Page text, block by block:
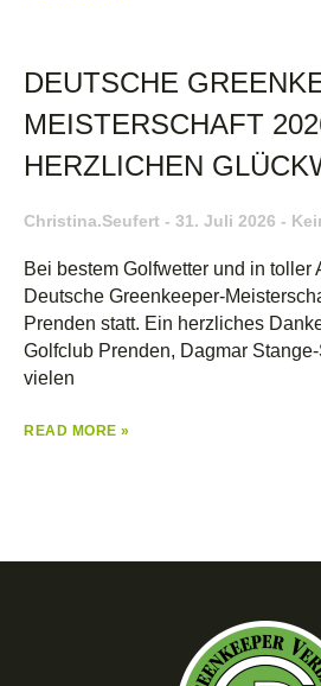
DEUTSCHE
MEISTERSCHAFT
HERZLICHEN
Christina.seufert 31. Juli 2026
Bei bestem Golfwetter und in toller
Deutsche Greenkeeper-
Prenden statt. Ein herzliches
Golfclub Prenden, Dagmar
vielen
READ MORE »